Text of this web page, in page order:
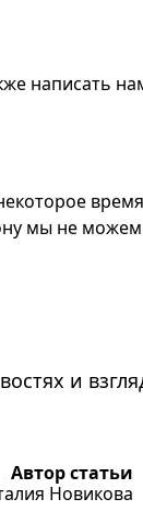
написать
мы не можем
и
Автор статьи
Новикова